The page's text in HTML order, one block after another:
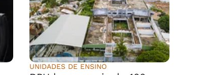
UNIDADES DE ENSINO